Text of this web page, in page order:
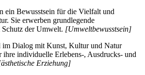
ein Bewusstsein für die Vielfalt und
Sie erwerben grundlegende
Schutz der Umwelt. [Umweltbewusstsein]
im Dialog mit Kunst, Kultur und Natur
ihre individuelle Erlebens-, Ausdrucks- und
Erziehung]